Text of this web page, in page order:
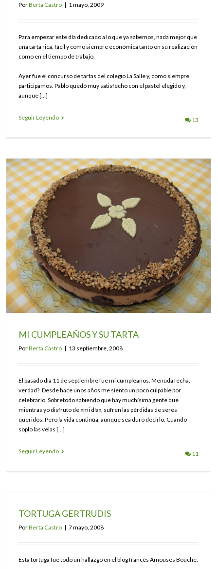
PorBerta Castro | 1 mayo, 2009
Para empezar este día dedicado a lo que ya sabemos, nada mejor que
una tarta rica, fácil y como siempre económica tanto en su realización
como en el tiempo de trabajo.
Ayer fue el concurso de tartas del colegio La Salle y, como siempre,
participamos. Pablo quedó muy satisfecho con el pastel elegido y,
aunque […]
Seguir Leyendo 13
MI CUMPLEAÑOS Y SU TARTA
PorBerta Castro | 13 septiembre, 2008
El pasado día 11 de septiembre fue mi cumpleaños. Menuda fecha,
verdad?. Desde hace unos años me siento un poco culpable por
celebrarlo. Sobretodo sabiendo que hay muchísima gente que
mientras yo disfruto de «mi día», sufren las pérdidas de seres
queridos. Pero la vida continúa, aunque sea duro decirlo. Cuando
soplo las velas […]
Seguir Leyendo 11
TORTUGA GERTRUDIS
PorBerta Castro | 7 mayo, 2008
Esta tortuga fue todo un hallazgo en el blog francés Amouses Bouche.